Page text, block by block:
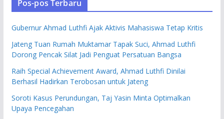
Pos-pos Terbaru
Gubernur Ahmad Luthfi Ajak Aktivis Mahasiswa Tetap Kritis
Jateng Tuan Rumah Muktamar Tapak Suci, Ahmad Luthfi
Dorong Pencak Silat Jadi Penguat Persatuan Bangsa
Raih Special Achievement Award, Ahmad Luthfi Dinilai
Berhasil Hadirkan Terobosan untuk Jateng
Soroti Kasus Perundungan, Taj Yasin Minta Optimalkan
Upaya Pencegahan